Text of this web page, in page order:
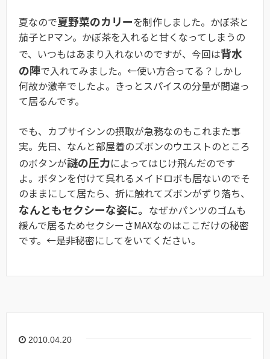
夏なので夏野菜のカリーを制作しました。かぼ茶と
茄子とPマン。かぼ茶を入れると甘くなってしまうの
で、いつもはあまり入れないのですが、今回は背水
の陣で入れてみました。←使い方合ってる？しかし
何故か激辛でしたよ。きっとスパイスの分量が間違っ
て居るんです。
でも、カプサイシンの摂取が急務なのもこれまた事
実。先日、なんと部屋着のズボンのウエストのところ
のボタンが謎の圧力によってはじけ飛んだのです
よ。ボタンを付けて呉れるメイドロボも居ないのでそ
のままにして居たら、折に触れてズボンがずり落ち、
なんともセクシーな姿に。 なぜかパンツのゴムも
緩んで居るためセクシーさMAXなのはここだけの秘密
です。←是非秘密にしてをいてください。
2010.04.20